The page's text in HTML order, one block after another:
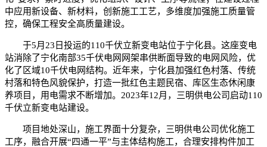
中应用新设备、新材料，创新施工工艺，多维度加强施工质量管
控，确保工程安全高质量建设。
于5月23日投运的110千伏立新变电站位于宁化县。这座变电
站消除了宁化南部35千伏电网网架串供断面导致的电网风险，优
化了区域10千伏电网结构。近年来，宁化县加强红色村落、传统
村落和特色风貌保护，打造一批红色主题民宿、库区生态休闲康
养项目，用电需求不断增加。2023年12月，三明供电公司启动110
千伏立新变电站建设。
项目地处深山，施工界面十分复杂，三明供电公司优化施工
工序，融合开展“四通一平”与主体结构施工，合理安排构件加工